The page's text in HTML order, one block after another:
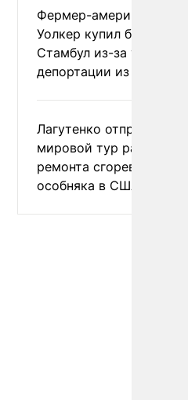
Фермер-американец
Уолкер купил билет в
Стамбул из-за угрозы
депортации из России
Лагутенко отправился в
мировой тур ради
ремонта сгоревшего
особняка в США